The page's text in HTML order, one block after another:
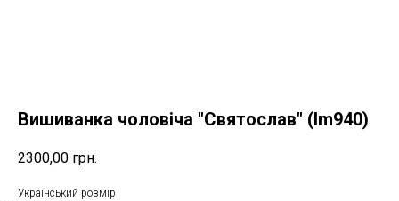
Вишиванка чоловіча "Святослав" (lm940)
2300,00 грн.
Український розмір